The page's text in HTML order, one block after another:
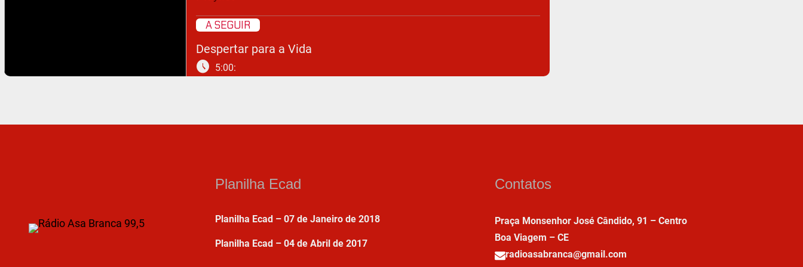
A SEGUIR
Despertar para a Vida
schedule 5:00:
Planilha Ecad
Planilha Ecad – 07 de Janeiro de 2018
Planilha Ecad – 04 de Abril de 2017
Contatos
Praça Monsenhor José Cândido, 91 – Centro
Boa Viagem – CE
radioasabranca@gmail.com